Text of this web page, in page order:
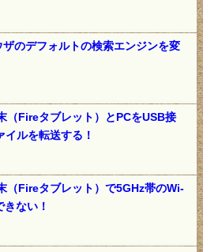
のデフォルトの検索エンジンを変
（Fireタブレット）とPCをUSB接
イルを転送する！
（Fireタブレット）で5GHz帯のWi-
きない！